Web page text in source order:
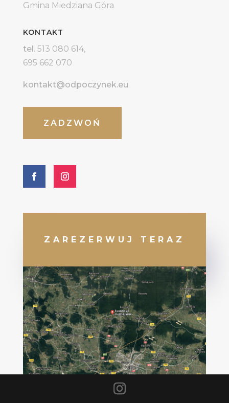
Gmina Miedziana Góra
KONTAKT
tel. 513 080 614,
695 662 070
kontakt@odpoczynek.eu
ZADZWOŃ
ZAREZERWUJ TERAZ